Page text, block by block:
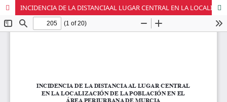
INCIDENCIA DE LA DISTANCIAAL LUGAR CENTRAL EN LA LOCALIZACIÓN DE LA POBLACIÓN EN EL ÁREA PERIURBANA DE MURCIA